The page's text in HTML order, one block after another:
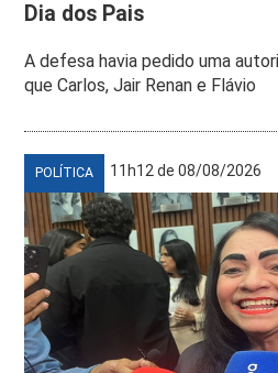
Dia dos Pais
A defesa havia pedido uma
que Carlos, Jair Renan e Flávio
POLÍTICA 11h12 de 08/08/2026